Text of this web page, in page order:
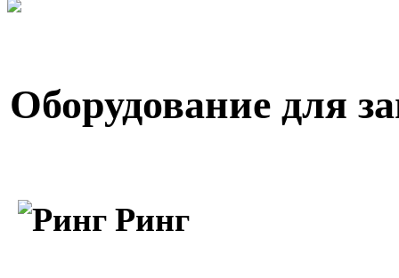
Оборудование для
Ринг